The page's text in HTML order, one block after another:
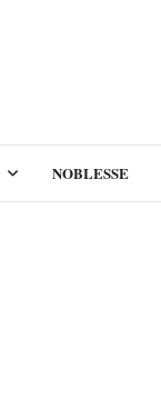
NOBLESSE